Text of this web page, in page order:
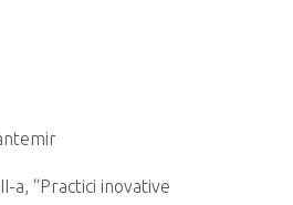
a, “Practici inovative